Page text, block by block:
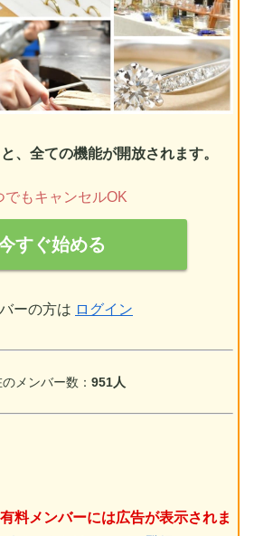
、全ての機能が開放されます。
でもキャンセルOK
すぐ始める
ーの方は ログイン
メンバー数： 951人
料メンバーには広告が表示されま